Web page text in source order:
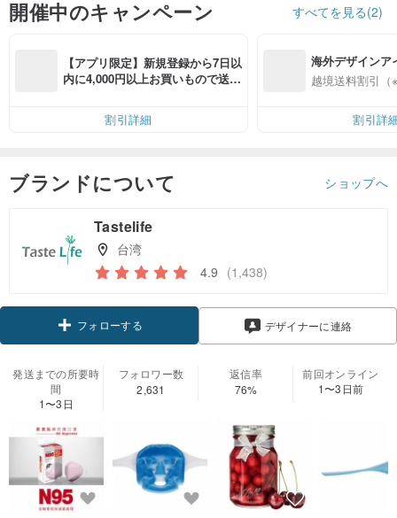
開催中のキャンペーン すべてを見る(2)
【アプリ限定】新規登録から7日以
内に4,000円以上お買いもので送料
割引詳細
海外デザインア
入
越境送料割引（
割引詳
ブランドについて ショップへ
Tastelife
台湾
4.9 (1,438)
フォローする デザイナーに連絡
発送までの所要時
間
1〜3日
フォロワー数
2,631
返信率
76%
前回オンライン
1〜3日前